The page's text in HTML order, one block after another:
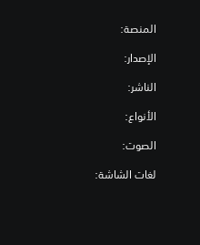
المنصة:
الإصدار:
الناشر:
الأنواع:
الصوت:
لغات الشاشة: